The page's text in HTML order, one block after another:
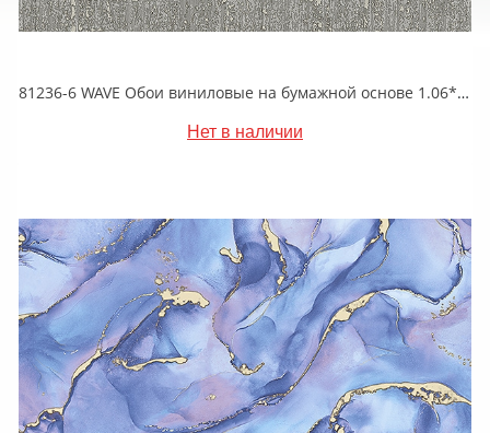
81236-6 WAVE Обои виниловые на бумажной основе 1.06*15.5
Нет в наличии